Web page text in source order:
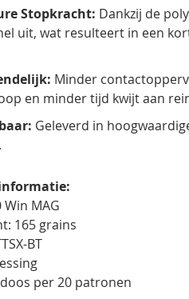
Stopkracht: Dankzij de
uit, wat resulteert in een
Minder
en minder tijd kwijt aan
Geleverd in
Win MAG
165 grains
BT
per 20 patronen